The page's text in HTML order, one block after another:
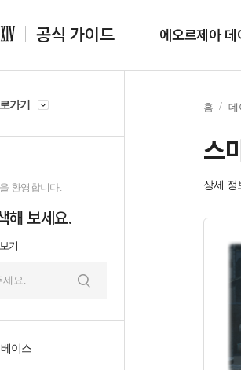
공식 가이드 에오르제아
가기
환영합니다.
해 보세요.
기
이스
홈 데
스
상세 정